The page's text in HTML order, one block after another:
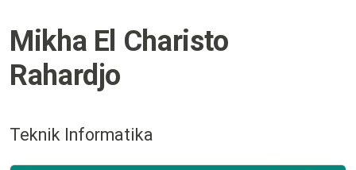
Mikha El Charisto
Rahardjo
Teknik Informatika